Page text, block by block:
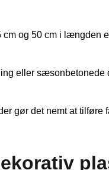
og 50 cm i længden
eller sæsonbetonede
gør det nemt at tilføre